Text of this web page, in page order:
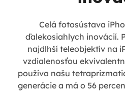
Celá fotosústava
ďalekosiahlych inovácií.
najdlhší teleobjektív na
vzdialenosťou
používa našu
generácie a má o 56